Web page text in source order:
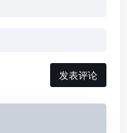
发表评论